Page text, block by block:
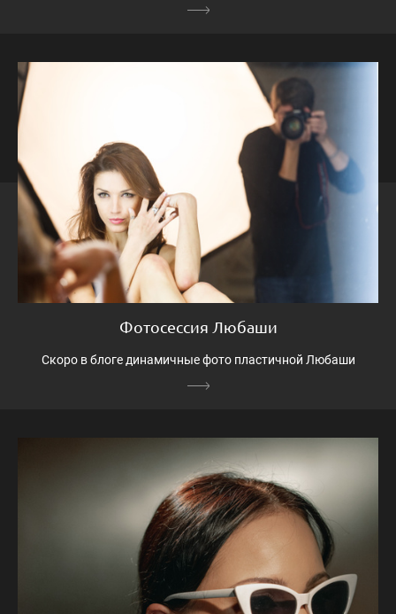
Фотосессия Любаши
Скоро в блоге динамичные фото пластичной Любаши